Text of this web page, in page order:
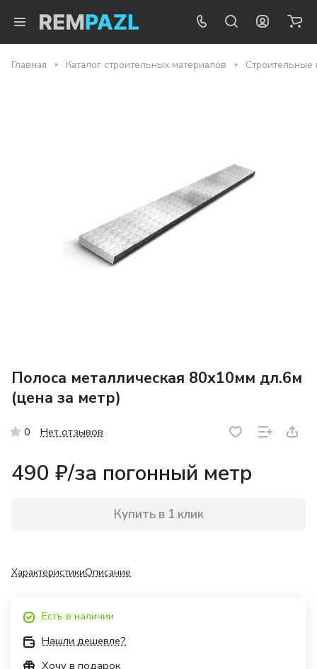
Главная Каталог строительных материалов Строительные
Полоса металлическая 80х10мм дл.6м
(цена за метр)
0 Нет отзывов
490 ₽/за погонный метр
Купить в 1 клик
ХарактеристикиОписание
Есть в наличии
Нашли дешевле?
Хочу в подарок